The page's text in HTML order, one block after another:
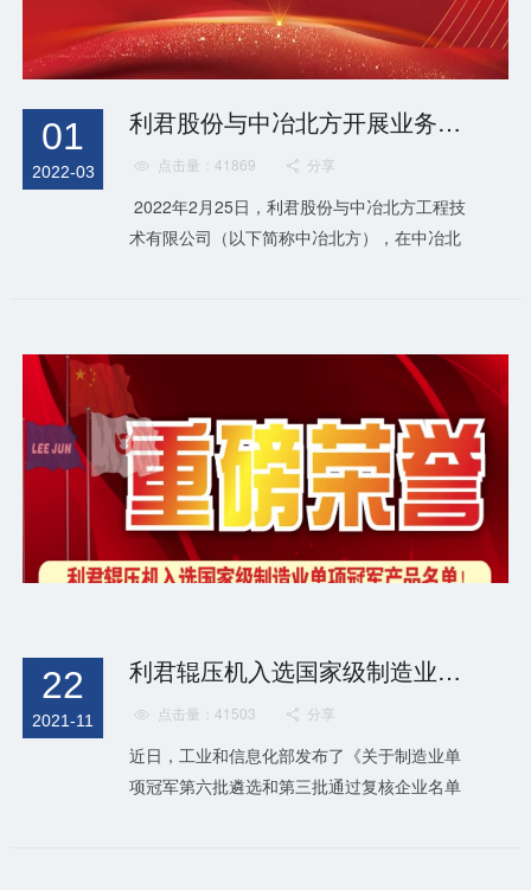
01
2022-03
利君股份与中冶北方开展业务交流
 点击量：41869  分享
2022年2月25日，利君股份与中冶北方工程技
术有限公司（以下简称中冶北方），在中冶北
技术专家魏勇、利君股份副总经理何斌跃等领
导参加交流。 双方就联合中标的SINO铁矿高
压辊磨改造项目及潜在的合作进行了深入的交
流。董涛对魏勇一行的到来表示欢迎，并感谢
利君股份对中冶北方的信任和...
22
2021-11
利君辊压机入选国家级制造业单项冠军名单！
 点击量：41503  分享
近日，工业和信息化部发布了《关于制造业单
项冠军第六批遴选和第三批通过复核企业名单